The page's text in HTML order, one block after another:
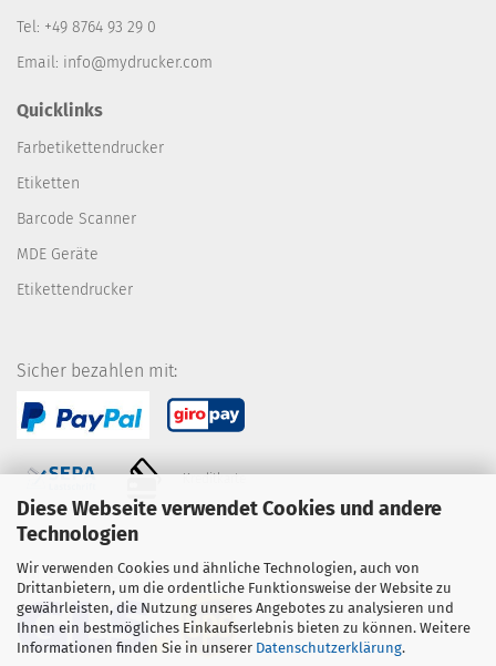
Diese Webseite verwendet Cookies und andere
Technologien
Wir verwenden Cookies und ähnliche Technologien, auch von
Drittanbietern, um die ordentliche Funktionsweise der Website zu
gewährleisten, die Nutzung unseres Angebotes zu analysieren und
Ihnen ein bestmögliches Einkaufserlebnis bieten zu können. Weitere
Informationen finden Sie in unserer Datenschutzerklärung.
Tel: +49 8764 93 29 0
Email: info@mydrucker.com
Quicklinks
Farbetikettendrucker
Etiketten
Barcode Scanner
MDE Geräte
Etikettendrucker
Sicher bezahlen mit:
Kreditkarte
Wir versenden mit: